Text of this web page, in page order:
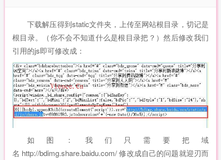
下载解压得到static文件夹，上传至网站根目录，切记是
根目录。（你不会不知道什么是根目录把？）然后修改我们
引用的js即可修改成：
如图：我们只需要把 域
名 http://bdimg.share.baidu.com/修改成自己的问题就迎刃而